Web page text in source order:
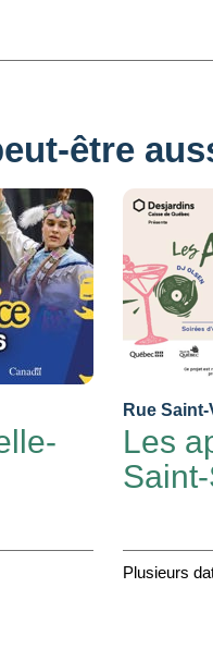
être
Rue
Les
Plusieurs